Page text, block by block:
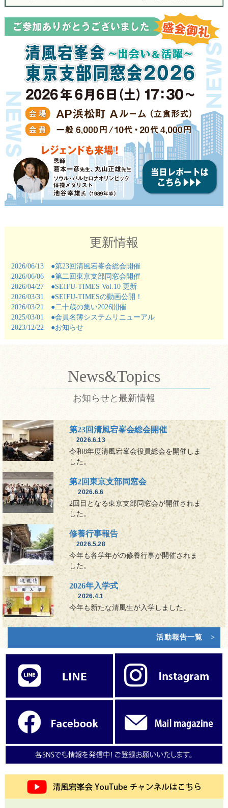
更新情報
2026/06/13 ●第23回清風宕峯会総会開催
2026/06/06 ●第二回東京支部同窓会開催
2026/04/27 ●SEIFU-TIMES Vol.10 更新
2026/03/31 ●SEIFU-TIMESの動画公開！
2026/03/21 ●二十歳の集い2026開催
2025/03/01 ●会員名簿システムリニューアル
2023/12/22 ●お知らせ
News&Topics
お知らせと最新情報
第23回清風宕峯会総会開催
2026.6.13
令和8年度清風宕峯会役員総会を開催しま
した。
第2回東京支部同窓会
2026.6.6
2回目となる東京支部同窓会が開催されま
した。
修養行事報告
2026.5.28
今年も各学年がの修養行事が開催されま
した。
2026年入学式
2026.4.1
今年も新たな清風生が入学しました。
活動報告一覧 >